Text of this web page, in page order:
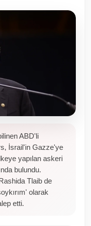
ABD'li
İsrail'in Gazze'ye
yapılan askeri
bulundu.
Tlaib de
olarak
etti.